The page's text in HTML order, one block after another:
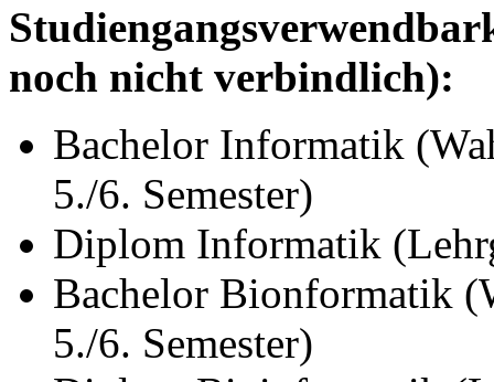
noch nicht verbindlich):
Bachelor Informatik
5./6. Semester)
Diplom Informatik
Bachelor Bionformatik
5./6. Semester)